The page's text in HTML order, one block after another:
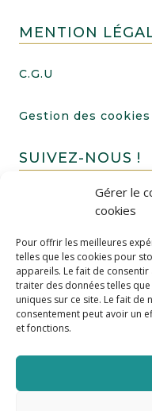
Gérer le
cookies
Pour offrir les meilleures
telles que les cookies pour
appareils. Le fait de
traiter des données telles
uniques sur ce site. Le fait
consentement peut avoir un
et fonctions.
MENTION
C.G.U
Gestion des cookies
SUIVEZ-NOUS !
FAIRE UN DON